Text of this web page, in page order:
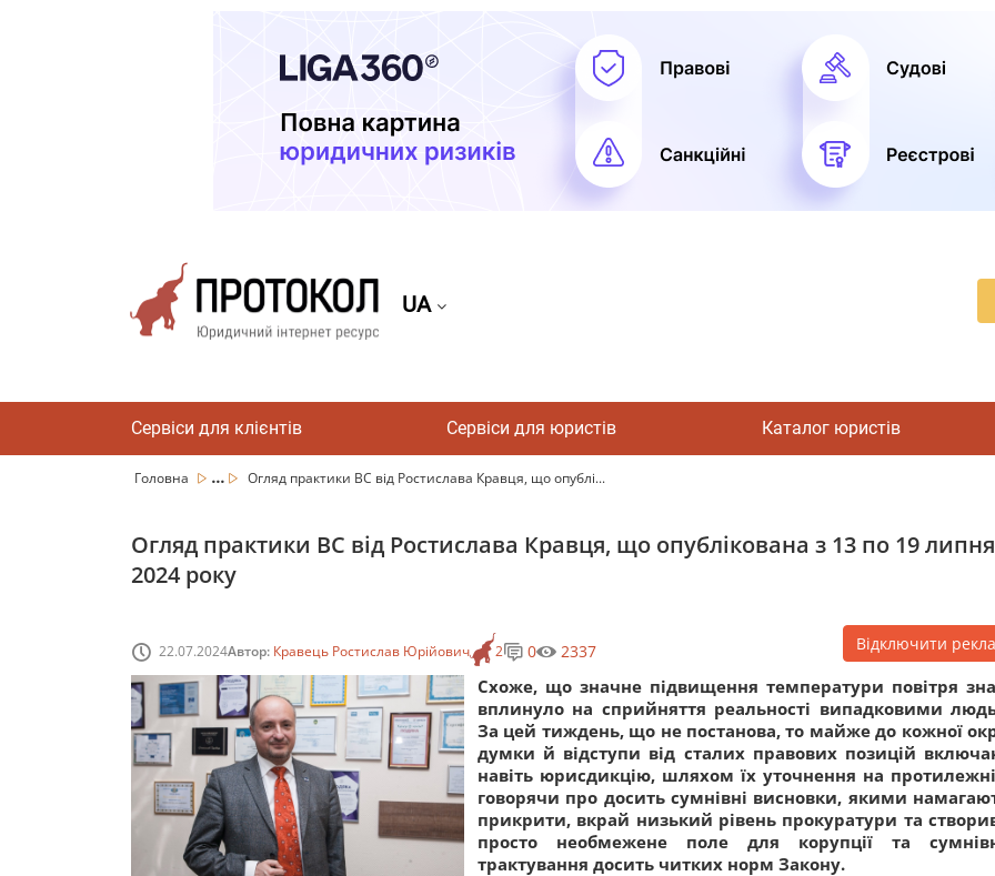
UA
Сервіси для клієнтів Сервіси для юристів Каталог юристів
Головна ... Огляд практики ВС від Ростислава Кравця, що опублі...
Огляд практики ВС від Ростислава Кравця, що опублікована з 13 по 19 липня
2024 року
22.07.2024Автор: Кравець Ростислав Юрійович 2 0 2337 Відключити
Схоже, що значне підвищення температури повітря
вплинуло на сприйняття реальності випадковими
За цей тиждень, що не постанова, то майже до кожної
думки й відступи від сталих правових позицій
навіть юрисдикцію, шляхом їх уточнення на
говорячи про досить сумнівні висновки, якими
прикрити, вкрай низький рівень прокуратури та
просто необмежене поле для корупції та
трактування досить читких норм Закону.